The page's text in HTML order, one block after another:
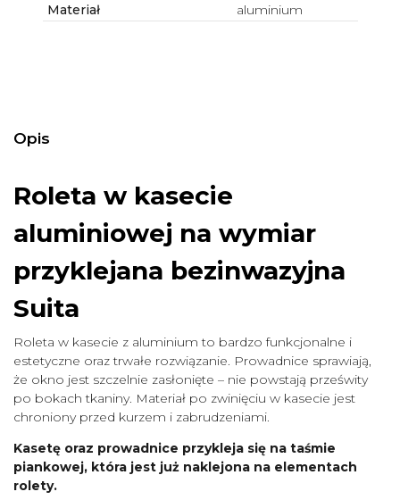
Materiał aluminium
Opis
Roleta w kasecie
aluminiowej na wymiar
przyklejana bezinwazyjna
Suita
Roleta w kasecie z aluminium to bardzo funkcjonalne i
estetyczne oraz trwałe rozwiązanie. Prowadnice sprawiają,
że okno jest szczelnie zasłonięte – nie powstają prześwity
po bokach tkaniny. Materiał po zwinięciu w kasecie jest
chroniony przed kurzem i zabrudzeniami.
Kasetę oraz prowadnice przykleja się na taśmie
piankowej, która jest już naklejona na elementach
rolety.